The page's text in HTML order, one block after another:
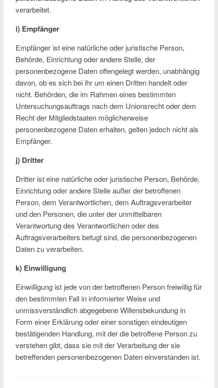
verarbeitet.
i) Empfänger
Empfänger ist eine natürliche oder juristische Person,
Behörde, Einrichtung oder andere Stelle, der
personenbezogene Daten offengelegt werden, unabhängig
davon, ob es sich bei ihr um einen Dritten handelt oder
nicht. Behörden, die im Rahmen eines bestimmten
Untersuchungsauftrags nach dem Unionsrecht oder dem
Recht der Mitgliedstaaten möglicherweise
personenbezogene Daten erhalten, gelten jedoch nicht als
Empfänger.
j) Dritter
Dritter ist eine natürliche oder juristische Person, Behörde,
Einrichtung oder andere Stelle außer der betroffenen
Person, dem Verantwortlichen, dem Auftragsverarbeiter
und den Personen, die unter der unmittelbaren
Verantwortung des Verantwortlichen oder des
Auftragsverarbeiters befugt sind, die personenbezogenen
Daten zu verarbeiten.
k) Einwilligung
Einwilligung ist jede von der betroffenen Person freiwillig für
den bestimmten Fall in informierter Weise und
unmissverständlich abgegebene Willensbekundung in
Form einer Erklärung oder einer sonstigen eindeutigen
bestätigenden Handlung, mit der die betroffene Person zu
verstehen gibt, dass sie mit der Verarbeitung der sie
betreffenden personenbezogenen Daten einverstanden ist.